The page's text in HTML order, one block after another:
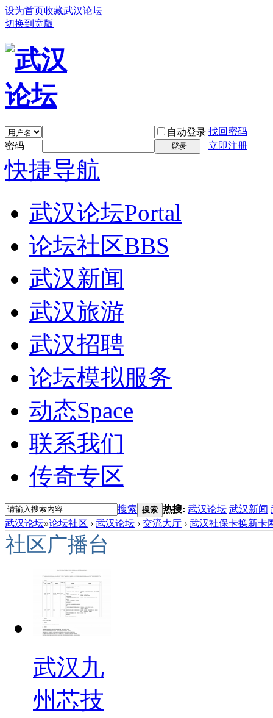
设为首页收藏武汉论坛
切换到宽版
自动登录 找回密码
密码
登录 立即注册
快捷导航
武汉论坛Portal
论坛社区BBS
武汉新闻
武汉旅游
武汉招聘
论坛模拟服务
动态Space
联系我们
传奇专区
搜索 搜索 热搜: 武汉论坛 武汉新闻
武汉论坛»论坛社区 › 武汉论坛 › 交流大厅 › 武汉社保卡换新卡
社区广播台
武汉九
州芯技